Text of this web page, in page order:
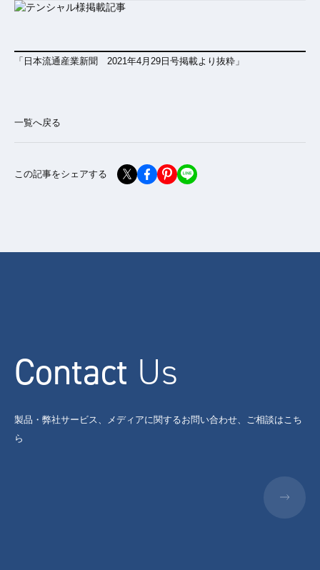
「日本流通産業新聞 2021年4月29日号掲載より抜粋」
一覧へ戻る
この記事をシェアする
Contact Us
製品・弊社サービス、メディアに関するお問い合わせ、ご相談はこち
ら